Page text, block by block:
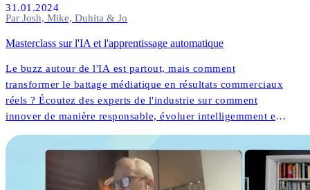
31.01.2024
Par Josh, Mike, Duhita & Jo
Masterclass sur l'IA et l'apprentissage automatique
Le buzz autour de l'IA est partout, mais comment
transformer le battage médiatique en résultats commerciaux
réels ? Écoutez des experts de l'industrie sur comment
innover de manière responsable, évoluer intelligemment et
pour l'avenir ?